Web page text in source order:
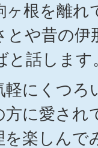
根を離れ
とや昔の伊
と話します
軽にくつ
方に愛され
を楽しん